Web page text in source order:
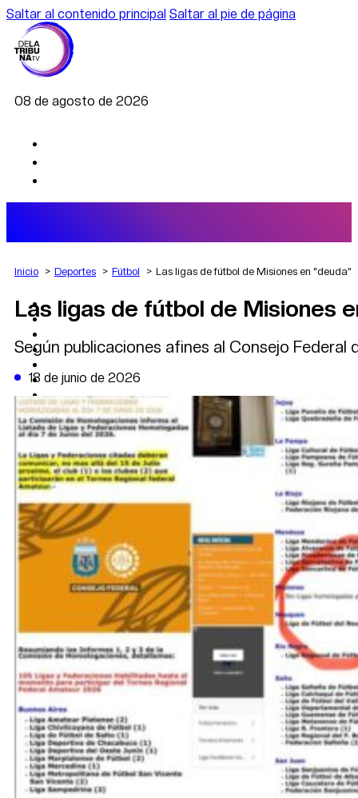
Saltar al contenido principal Saltar al pie de página
08 de agosto de 2026
AGRO
DEPORTES
POLÍTICA
DATA FIRME
DE LA TRIBUNA TV
Inicio Deportes Fútbol Las ligas de fútbol de Misiones en “deuda”
Las ligas de fútbol de Misiones
Según publicaciones afines al Consejo Federal
18 de junio de 2026